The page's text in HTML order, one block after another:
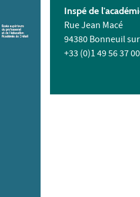
Inspé de
Rue Jean Macé
94380 Bonneuil
+33 (0)1 49 56 37 00